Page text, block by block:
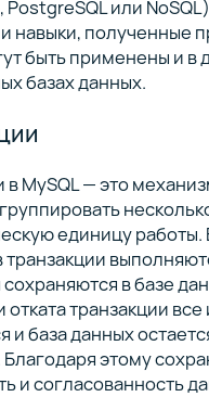
или
навыки, полученные
быть применены и в
базах данных.
в MySQL — это
единицу работы.
транзакции
в базе
транзакции
и база данных
этому
и согласованность